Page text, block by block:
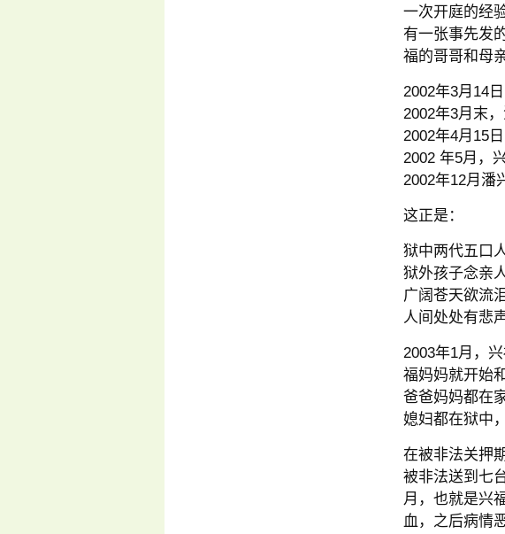
一次开庭的经
有一张事先发
福的哥哥和母
2002年3月14
2002年3月末
2002年4月15
2002 年5月，
2002年12月潘
这正是：
狱中两代五口人
狱外孩子念亲人
广阔苍天欲流泪
人间处处有悲声
2003年1月，
福妈妈就开始
爸爸妈妈都在
媳妇都在狱中
在被非法关押
被非法送到七
月，也就是兴
血，之后病情